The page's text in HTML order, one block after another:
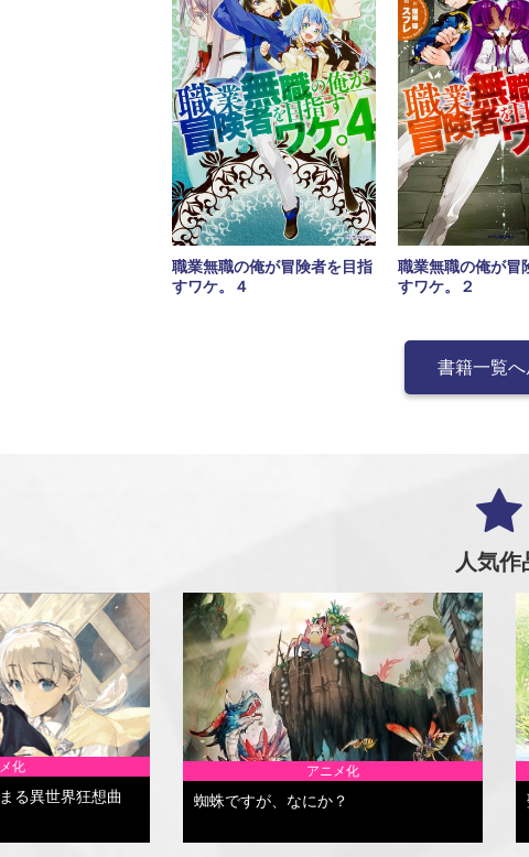
職業無職の俺が冒険者を目指
すワケ。４
職業無職の俺が冒
すワケ。２
書籍一覧へ
人気作
化
る異世界狂想曲
アニメ化
蜘蛛ですが、なにか？